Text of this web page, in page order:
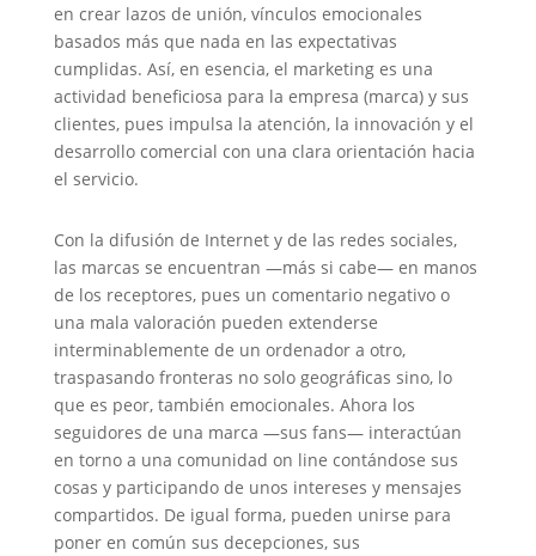
en crear lazos de unión, vínculos emocionales
basados más que nada en las expectativas
cumplidas. Así, en esencia, el marketing es una
actividad beneficiosa para la empresa (marca) y sus
clientes, pues impulsa la atención, la innovación y el
desarrollo comercial con una clara orientación hacia
el servicio.
Con la difusión de Internet y de las redes sociales,
las marcas se encuentran —más si cabe— en manos
de los receptores, pues un comentario negativo o
una mala valoración pueden extenderse
interminablemente de un ordenador a otro,
traspasando fronteras no solo geográficas sino, lo
que es peor, también emocionales. Ahora los
seguidores de una marca —sus fans— interactúan
en torno a una comunidad on line contándose sus
cosas y participando de unos intereses y mensajes
compartidos. De igual forma, pueden unirse para
poner en común sus decepciones, sus